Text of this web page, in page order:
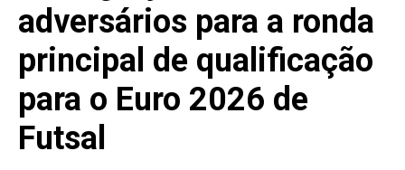
adversários para a ronda
principal de qualificação
para o Euro 2026 de
Futsal